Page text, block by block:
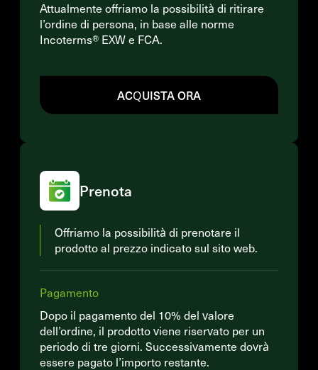
Attualmente offriamo la possibilità di ritirare
l’ordine di persona, in base alle norme
Incoterms® EXW e FCA.
ACQUISTA ORA
Prenota
Offriamo la possibilità di prenotare il
prodotto al prezzo indicato sul sito web.
Pagamento
Dopo il pagamento del 10% del valore
dell’ordine, il prodotto viene riservato per un
periodo di tre giorni. Successivamente dovrà
essere pagato l’importo restante.